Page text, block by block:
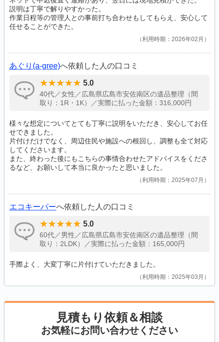
説明は丁寧で解りやすかった。
作業日程等の管理人との事前打ち合わせもしてもらえ、安心して
任せることができた。
利用時期：2026年02月
あぐり(a-gree)へ依頼した人の口コミ
5.0
40代／女性／広島県広島市安佐南区の遺品整理（間
取り：1R・1K）／実際に払った金額：316,000円
様々な想定についてとても丁寧に説明をいただき、安心してお任
せできました。
片付けだけでなく、周辺住民や施設への根回し、調整も全て対応
してくださいます。
また、終わった後にもこちらの事情合わせたアドバイスをくださ
るなど、お願いして本当に良かったと思いました。
利用時期：2025年07月
エコキーパーへ依頼した人の口コミ
5.0
60代／男性／広島県広島市安佐南区の遺品整理（間
取り：2LDK）／実際に払った金額：165,000円
手際よく、大変丁寧に片付けていただきました。
利用時期：2025年03月
見積もり依頼＆相談
お気軽にお問い合わせください